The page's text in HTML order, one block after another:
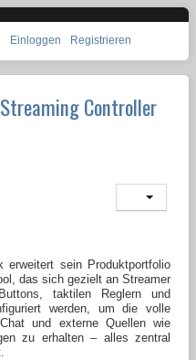
Einloggen Registrieren
Controller
erweitert sein Produktportfolio
das sich gezielt an Streamer
taktilen Reglern und
werden, um die volle
und externe Quellen wie
zu erhalten – alles zentral